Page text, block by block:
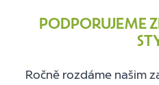
PODPORUJEME
Ročně rozdáme našim